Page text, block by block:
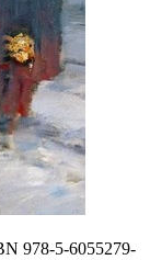
978-5-6055279-